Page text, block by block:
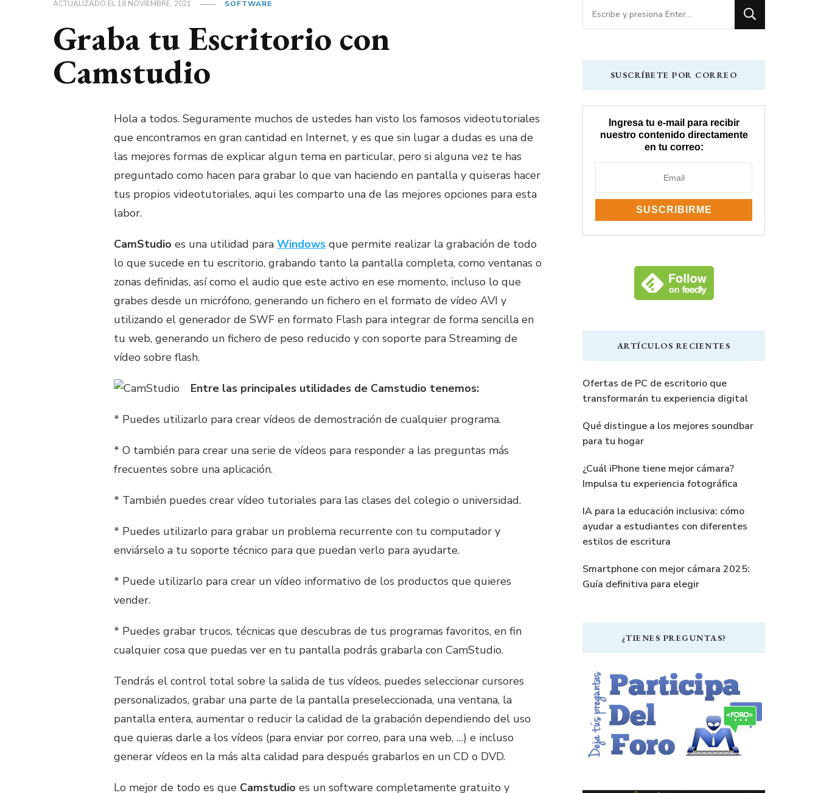
ACTUALIZADO EL18 NOVIEMBRE, 2021 SOFTWARE
Graba tu Escritorio con
Camstudio
Hola a todos. Seguramente muchos de ustedes han visto los famosos videotutoriales
que encontramos en gran cantidad en Internet, y es que sin lugar a dudas es una de
las mejores formas de explicar algun tema en particular, pero si alguna vez te has
preguntado como hacen para grabar lo que van haciendo en pantalla y quiseras hacer
tus propios videotutoriales, aqui les comparto una de las mejores opciones para esta
labor.
CamStudio es una utilidad para Windows que permite realizar la grabación de todo
lo que sucede en tu escritorio, grabando tanto la pantalla completa, como ventanas o
zonas definidas, así como el audio que este activo en ese momento, incluso lo que
grabes desde un micrófono, generando un fichero en el formato de vídeo AVI y
utilizando el generador de SWF en formato Flash para integrar de forma sencilla en
tu web, generando un fichero de peso reducido y con soporte para Streaming de
vídeo sobre flash.
Entre las principales utilidades de Camstudio tenemos:
* Puedes utilizarlo para crear vídeos de demostración de cualquier programa.
* O también para crear una serie de vídeos para responder a las preguntas más
frecuentes sobre una aplicación.
* También puedes crear vídeo tutoriales para las clases del colegio o universidad.
* Puedes utilizarlo para grabar un problema recurrente con tu computador y
enviárselo a tu soporte técnico para que puedan verlo para ayudarte.
* Puede utilizarlo para crear un vídeo informativo de los productos que quieres
vender.
* Puedes grabar trucos, técnicas que descubras de tus programas favoritos, en fin
cualquier cosa que puedas ver en tu pantalla podrás grabarla con CamStudio.
Tendrás el control total sobre la salida de tus vídeos, puedes seleccionar cursores
personalizados, grabar una parte de la pantalla preseleccionada, una ventana, la
pantalla entera, aumentar o reducir la calidad de la grabación dependiendo del uso
que quieras darle a los vídeos (para enviar por correo, para una web, …) e incluso
generar vídeos en la más alta calidad para después grabarlos en un CD o DVD.
Lo mejor de todo es que Camstudio es un software completamente gratuito y
¿Buscas
algo?
SUSCRÍBETE POR CORREO
Ingresa tu e-mail para recibir
nuestro contenido directamente
en tu correo:
ARTÍCULOS RECIENTES
Ofertas de PC de escritorio que
transformarán tu experiencia digital
Qué distingue a los mejores soundbar
para tu hogar
¿Cuál iPhone tiene mejor cámara?
Impulsa tu experiencia fotográfica
IA para la educación inclusiva: cómo
ayudar a estudiantes con diferentes
estilos de escritura
Smartphone con mejor cámara 2025:
Guía definitiva para elegir
¿TIENES PREGUNTAS?